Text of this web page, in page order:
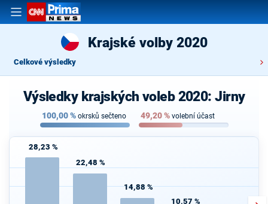
Krajské volby 2020
Celkové výsledky
Výsledky krajských voleb 2020: Jirny
100,00% okrsků sečteno 49,20% volební účast
28,23 %
22,48 %
14,88 %
10,57 %